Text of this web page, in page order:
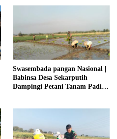
Swasembada pangan Nasional |
Babinsa Desa Sekarputih
Dampingi Petani Tanam Padi,